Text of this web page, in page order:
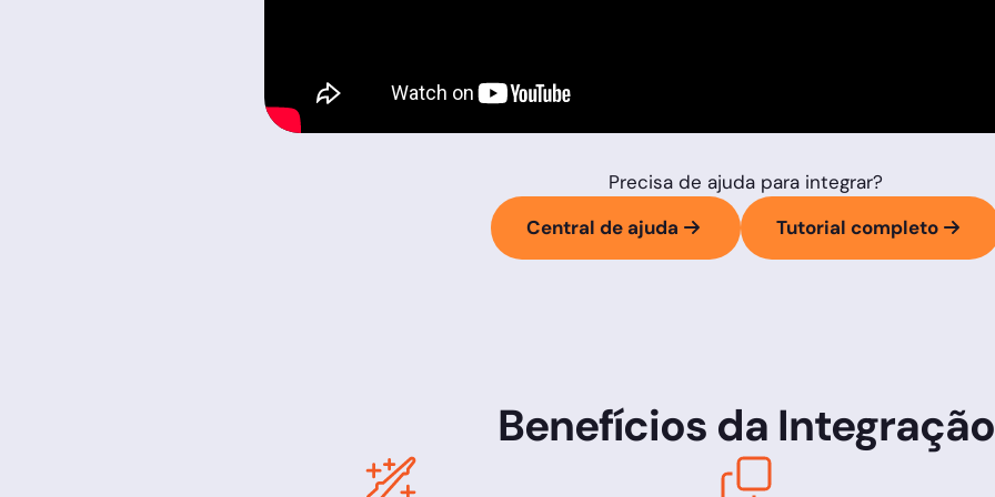
Precisa de ajuda para integrar?
Central de ajuda
Tutorial completo
Benefícios da Integração